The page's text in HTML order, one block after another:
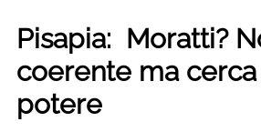
Pisapia: Moratti?
coerente ma
potere